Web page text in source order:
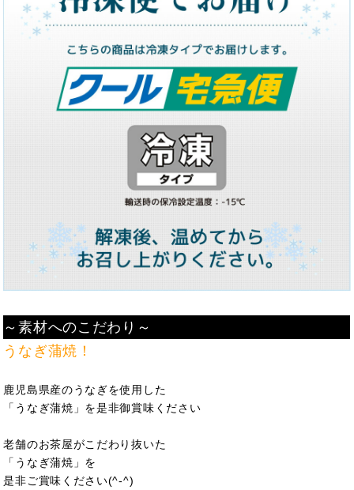
～素材へのこだわり～
うなぎ蒲焼！
鹿児島県産のうなぎを使用した
「うなぎ蒲焼」を是非御賞味ください
老舗のお茶屋がこだわり抜いた
「うなぎ蒲焼」を
是非ご賞味ください(^-^)